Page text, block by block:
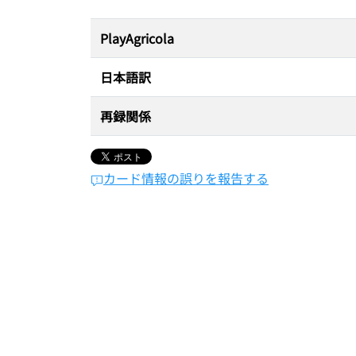
PlayAgricola
日本語訳
再録関係
カード情報の誤りを報告する